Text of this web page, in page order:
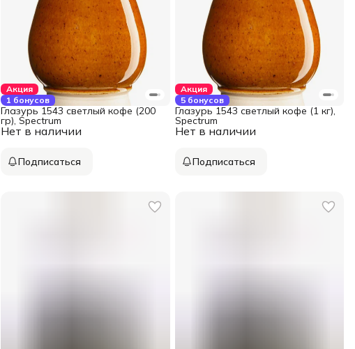
Акция
1 бонусов
Нет в наличии
Глазурь 1543 светлый кофе (200
гр), Spectrum
Подписаться
Акция
5 бонусов
Нет в наличии
Глазурь 1543 светлый кофе (1 кг),
Spectrum
Подписаться